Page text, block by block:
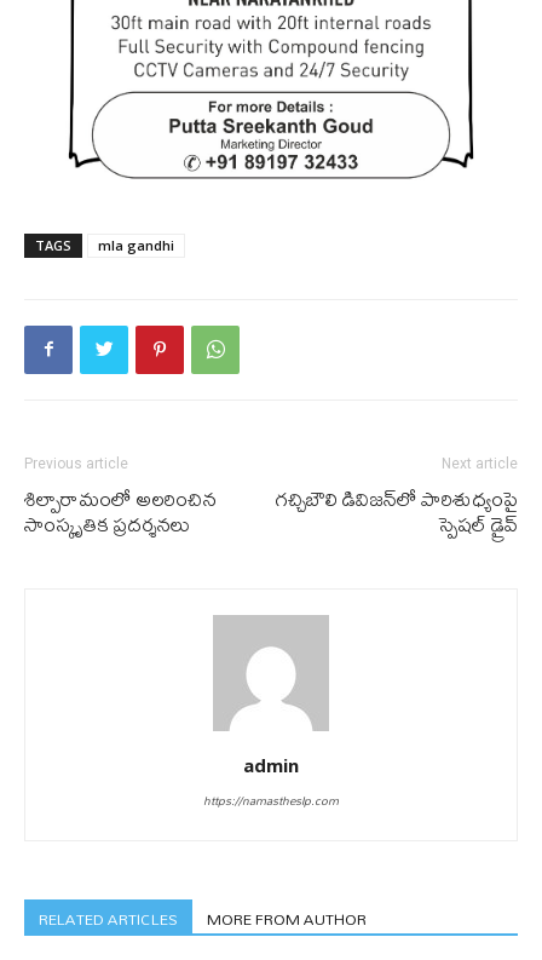
TAGS mla gandhi
Previous article
శిల్పారామంలో అల‌రించిన
సాంస్కృతిక ప్ర‌ద‌ర్శ‌న‌లు
Next article
గ‌చ్చిబౌలి డివిజ‌న్‌లో పారిశుధ్యంపై
స్పెష‌ల్ డ్రైవ్
admin
https://namastheslp.com
RELATED ARTICLES MORE FROM AUTHOR